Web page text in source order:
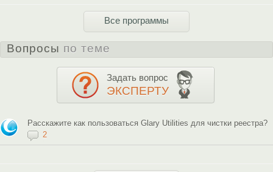
Все программы
Вопросы по теме
Задать вопрос
ЭКСПЕРТУ
Расскажите как пользоваться Glary Utilities для чистки реестра?
2